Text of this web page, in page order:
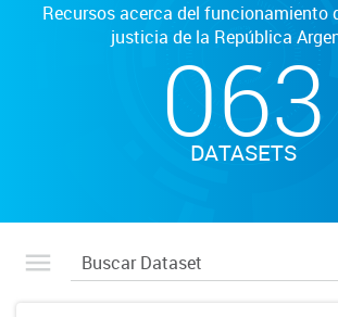
Recursos acerca del funcionamiento
justicia de la República
063
DATASETS